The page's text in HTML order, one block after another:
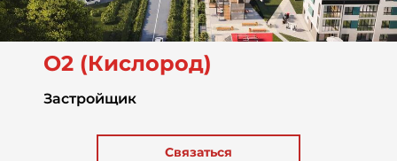
О2 (Кислород)
Застройщик
Связаться